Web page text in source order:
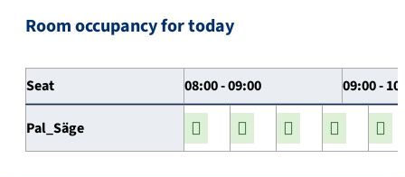
Room occupancy for today
Seat 08:00 - 09:00 09:00 -
Pal_Säge